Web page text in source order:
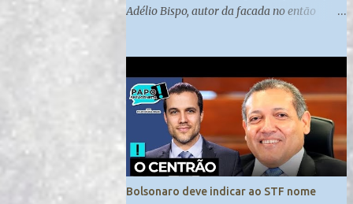
Adélio Bispo, autor da facada no então
cumpre medida de segurança no presídio
federal de Campo Grande. Madeleine
Lacsko e Josias de Souza analisam
#UOLNewsManhã #Corte
Bolsonaro deve indicar ao STF nome